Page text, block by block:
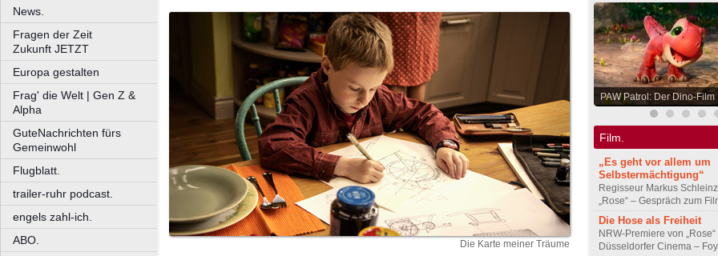
News.
Fragen der Zeit
Zukunft JETZT
Europa gestalten
Frag' die Welt | Gen Z &
Alpha
GuteNachrichten fürs
Gemeinwohl
Flugblatt.
trailer-ruhr podcast.
engels zahl-ich.
ABO.
Die Karte meiner Träume
PAW Patrol: Der Dino-Film
Film.
„Es geht vor allem um
Selbstermächtigung“
Regisseur Markus
„Rose“ – Gespräch zum
Die Hose als Freiheit
NRW-Premiere von „Rose“
Düsseldorfer Cinema –